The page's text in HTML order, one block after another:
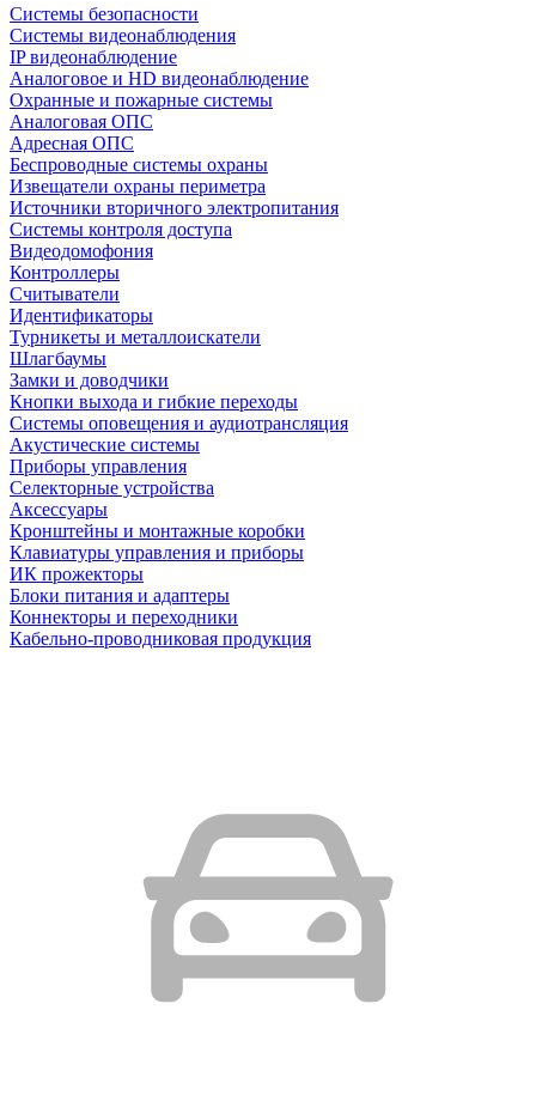
Системы безопасности
Системы видеонаблюдения
IP видеонаблюдение
Аналоговое и HD видеонаблюдение
Охранные и пожарные системы
Аналоговая ОПС
Адресная ОПС
Беспроводные системы охраны
Извещатели охраны периметра
Источники вторичного электропитания
Системы контроля доступа
Видеодомофония
Контроллеры
Считыватели
Идентификаторы
Турникеты и металлоискатели
Шлагбаумы
Замки и доводчики
Кнопки выхода и гибкие переходы
Системы оповещения и аудиотрансляция
Акустические системы
Приборы управления
Селекторные устройства
Аксессуары
Кронштейны и монтажные коробки
Клавиатуры управления и приборы
ИК прожекторы
Блоки питания и адаптеры
Коннекторы и переходники
Кабельно-проводниковая продукция